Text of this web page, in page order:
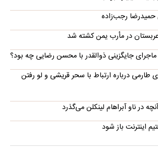
در مأرب یمن کشته شد
جایگزینی ذوالقدر با محسن رضایی چه بود؟
درباره ارتباط با سحر قریشی و لو رفتن
در ناو آبراهام لینکلن می‌گذرد
اینترنت باز شود